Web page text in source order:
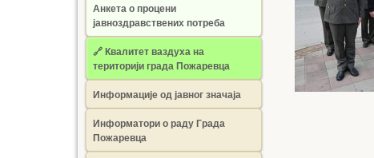
Анкета о процени
јавноздравствених потреба
🔗 Квалитет ваздуха на
територији града Пожаревца
Информације од јавног значаја
Информатори о раду Града
Пожаревца